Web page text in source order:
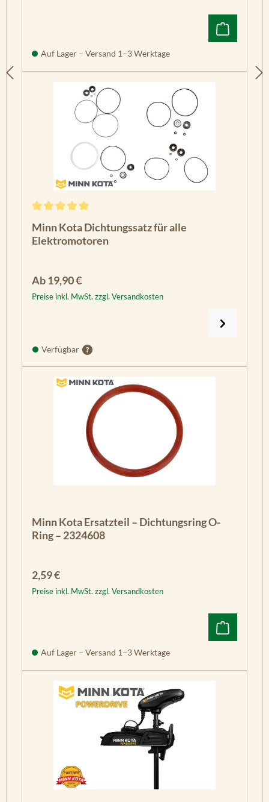
Auf Lager – Versand 1–3 Werktage
Minn Kota Dichtungssatz für alle
Elektromotoren
Regulärer Preis:
Ab19,90 €
Preise inkl. MwSt. zzgl. Versandkosten
Verfügbar
Minn Kota Ersatzteil – Dichtungsring O-
Ring – 2324608
Regulärer Preis:
2,59 €
Preise inkl. MwSt. zzgl. Versandkosten
Auf Lager – Versand 1–3 Werktage